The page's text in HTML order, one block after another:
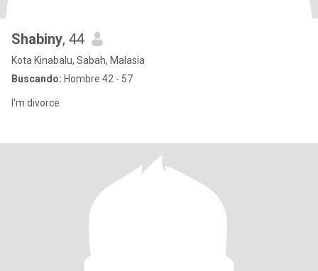
Shabiny, 44
Kota Kinabalu, Sabah, Malasia
Buscando: Hombre 42 - 57
I'm divorce